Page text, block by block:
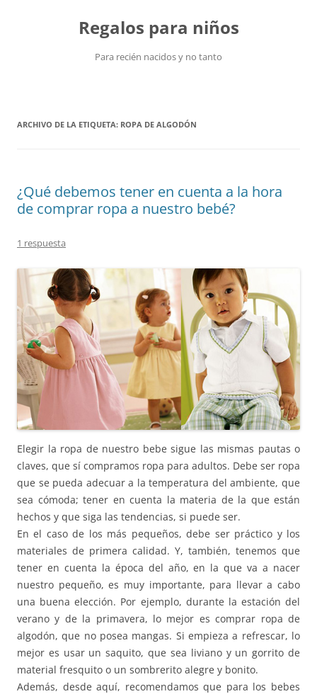
Regalos para niños
Para recién nacidos y no tanto
ARCHIVO DE LA ETIQUETA: ROPA DE ALGODÓN
¿Qué debemos tener en cuenta a la hora
de comprar ropa a nuestro bebé?
1 respuesta
Elegir la ropa de nuestro bebe sigue las mismas pautas o
claves, que sí compramos ropa para adultos. Debe ser ropa
que se pueda adecuar a la temperatura del ambiente, que
sea cómoda; tener en cuenta la materia de la que están
hechos y que siga las tendencias, si puede ser.
En el caso de los más pequeños, debe ser práctico y los
materiales de primera calidad. Y, también, tenemos que
tener en cuenta la época del año, en la que va a nacer
nuestro pequeño, es muy importante, para llevar a cabo
una buena elección. Por ejemplo, durante la estación del
verano y de la primavera, lo mejor es comprar ropa de
algodón, que no posea mangas. Si empieza a refrescar, lo
mejor es usar un saquito, que sea liviano y un gorrito de
material fresquito o un sombrerito alegre y bonito.
Además, desde aquí, recomendamos que para los bebes